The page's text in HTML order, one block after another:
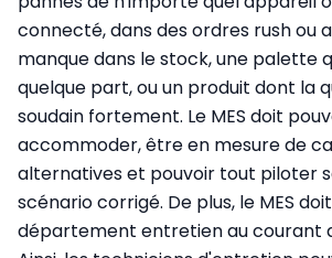
connecté, dans des ordres rush ou
manque dans le stock, une palette
quelque part, ou un produit dont la
soudain fortement. Le MES doit
accommoder, être en mesure de
alternatives et pouvoir tout piloter
scénario corrigé. De plus, le MES
département entretien au courant